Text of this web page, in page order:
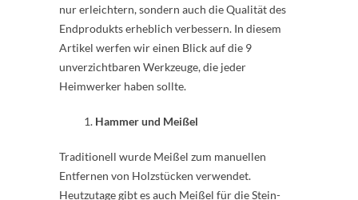
nur erleichtern, sondern auch die Qualität des
Endprodukts erheblich verbessern. In diesem
Artikel werfen wir einen Blick auf die 9
unverzichtbaren Werkzeuge, die jeder
Heimwerker haben sollte.
Hammer und Meißel
Traditionell wurde Meißel zum manuellen
Entfernen von Holzstücken verwendet.
Heutzutage gibt es auch Meißel für die Stein-